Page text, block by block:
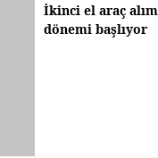
İkinci el araç
dönemi başlıyor